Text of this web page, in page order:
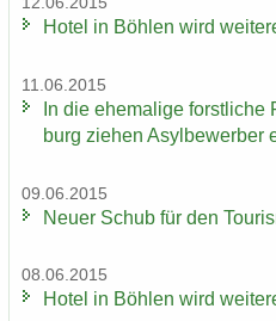
Hotel in Böh­len wird
11.06.2015
In die ehe­ma­li­ge
burg zie­hen Asyl­be­wer­ber
09.06.2015
Neuer Schub für den
08.06.2015
Hotel in Böh­len wird